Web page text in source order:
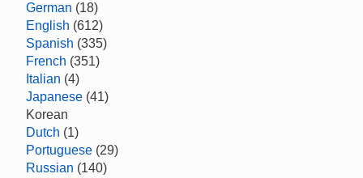
German (18)
English (612)
Spanish (335)
French (351)
Italian (4)
Japanese (41)
Korean
Dutch (1)
Portuguese (29)
Russian (140)